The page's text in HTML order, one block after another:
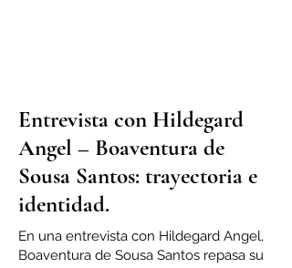
Entrevista con Hildegard
Angel – Boaventura de
Sousa Santos: trayectoria e
identidad.
En una entrevista con Hildegard Angel,
Boaventura de Sousa Santos repasa su